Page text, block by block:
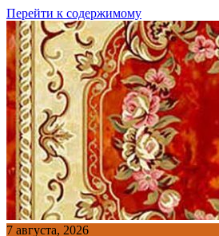
Перейти к содержимому
7 августа, 2026